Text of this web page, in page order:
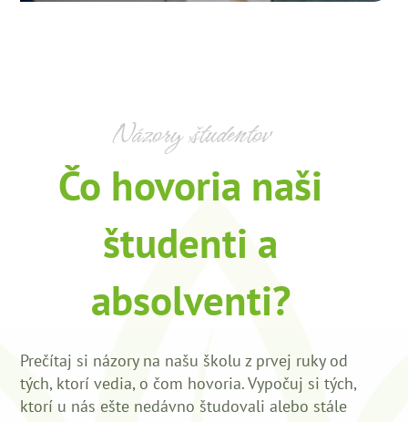
Názory študentov
Čo hovoria naši
študenti a
absolventi?
Prečítaj si názory na našu školu z prvej ruky od
tých, ktorí vedia, o čom hovoria. Vypočuj si tých,
ktorí u nás ešte nedávno študovali alebo stále